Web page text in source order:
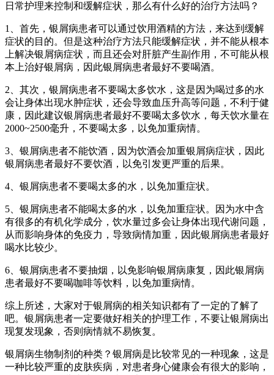
日常护理来控制和缓解症状，那么有什么好的治疗方法吗？
1、首先，银屑病患者可以通过饮用酒精的方法，来达到缓解
症状的目的。但是这种治疗方法只能缓解症状，并不能从根本
上解决银屑病症状，而且还会对肝脏产生副作用，不可能从根
本上治好银屑病，因此银屑病患者最好不要喝酒。
2、其次，银屑病患者不要喝太多饮水，这是因为喝过多的水
会让身体出现水肿症状，还会导致血压升高等问题，不利于健
康，因此建议银屑病患者最好不要喝太多饮水，每天饮水量在
2000~2500毫升，不要喝太多，以免加重病情。
3、银屑病患者不能饮酒，因为饮酒会加重银屑病症状，因此
银屑病患者最好不要饮酒，以免引发更严重的后果。
4、银屑病患者不要喝太多的水，以免加重症状。
5、银屑病患者不能喝太多的水，以免加重症状。因为水中含
有很多的有机化学成分，饮水量过多会让身体出现代谢问题，
从而影响身体的免疫力，导致病情加重，因此银屑病患者最好
喝水比较少。
6、银屑病患者不要抽烟，以免影响银屑病康复，因此银屑病
患者最好不要喝咖啡等饮料，以免加重病情。
综上所述，大家对于银屑病的相关知识都有了一定的了解了
吧。银屑病患者一定要做好相关的护理工作，不要让银屑病出
现复发现象，否则病情就不易恢复。
银屑病生物制剂的种类？银屑病是比较常见的一种现象，这是
一种比较严重的皮肤疾病，对患者身心健康会有很大的影响，